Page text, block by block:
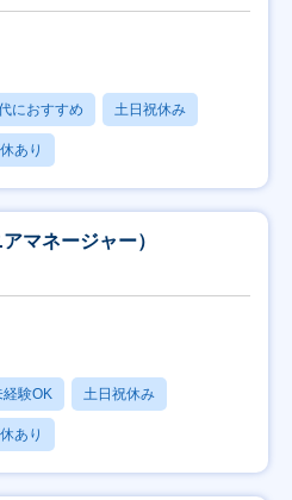
におすすめ 土日祝休み
あり
マネージャー）
験OK 土日祝休み
あり